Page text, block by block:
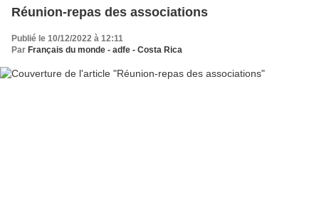
Réunion-repas des associations
Publié le 10/12/2022 à 12:11
Par Français du monde - adfe - Costa Rica